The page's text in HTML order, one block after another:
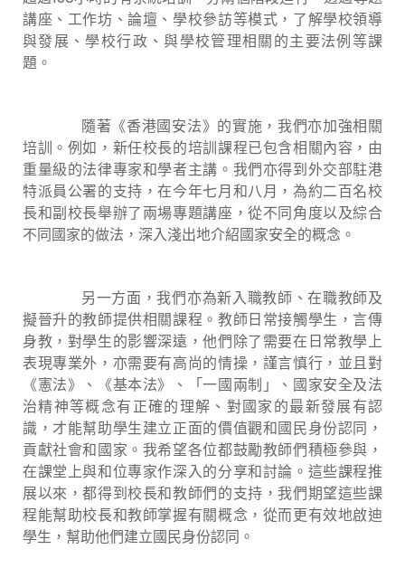
講座、工作坊、論壇、學校參訪等模式，了解學校領導
與發展、學校行政、與學校管理相關的主要法例等課
題。
隨著《香港國安法》的實施，我們亦加強相關
培訓。例如，新任校長的培訓課程已包含相關內容，由
重量級的法律專家和學者主講。我們亦得到外交部駐港
特派員公署的支持，在今年七月和八月，為約二百名校
長和副校長舉辦了兩場專題講座，從不同角度以及綜合
不同國家的做法，深入淺出地介紹國家安全的概念。
另一方面，我們亦為新入職教師、在職教師及
擬晉升的教師提供相關課程。教師日常接觸學生，言傳
身教，對學生的影響深遠，他們除了需要在日常教學上
表現專業外，亦需要有高尚的情操，謹言慎行，並且對
《憲法》、《基本法》、「一國兩制」、國家安全及法
治精神等概念有正確的理解、對國家的最新發展有認
識，才能幫助學生建立正面的價值觀和國民身份認同，
貢獻社會和國家。我希望各位都鼓勵教師們積極參與，
在課堂上與和位專家作深入的分享和討論。這些課程推
展以來，都得到校長和教師們的支持，我們期望這些課
程能幫助校長和教師掌握有關概念，從而更有效地啟迪
學生，幫助他們建立國民身份認同。